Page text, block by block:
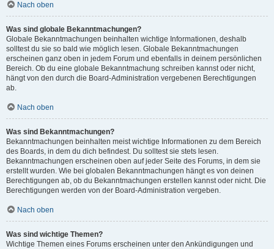
Nach oben
Was sind globale Bekanntmachungen?
Globale Bekanntmachungen beinhalten wichtige Informationen, deshalb
solltest du sie so bald wie möglich lesen. Globale Bekanntmachungen
erscheinen ganz oben in jedem Forum und ebenfalls in deinem persönlichen
Bereich. Ob du eine globale Bekanntmachung schreiben kannst oder nicht,
hängt von den durch die Board-Administration vergebenen Berechtigungen
ab.
Nach oben
Was sind Bekanntmachungen?
Bekanntmachungen beinhalten meist wichtige Informationen zu dem Bereich
des Boards, in dem du dich befindest. Du solltest sie stets lesen.
Bekanntmachungen erscheinen oben auf jeder Seite des Forums, in dem sie
erstellt wurden. Wie bei globalen Bekanntmachungen hängt es von deinen
Berechtigungen ab, ob du Bekanntmachungen erstellen kannst oder nicht. Die
Berechtigungen werden von der Board-Administration vergeben.
Nach oben
Was sind wichtige Themen?
Wichtige Themen eines Forums erscheinen unter den Ankündigungen und